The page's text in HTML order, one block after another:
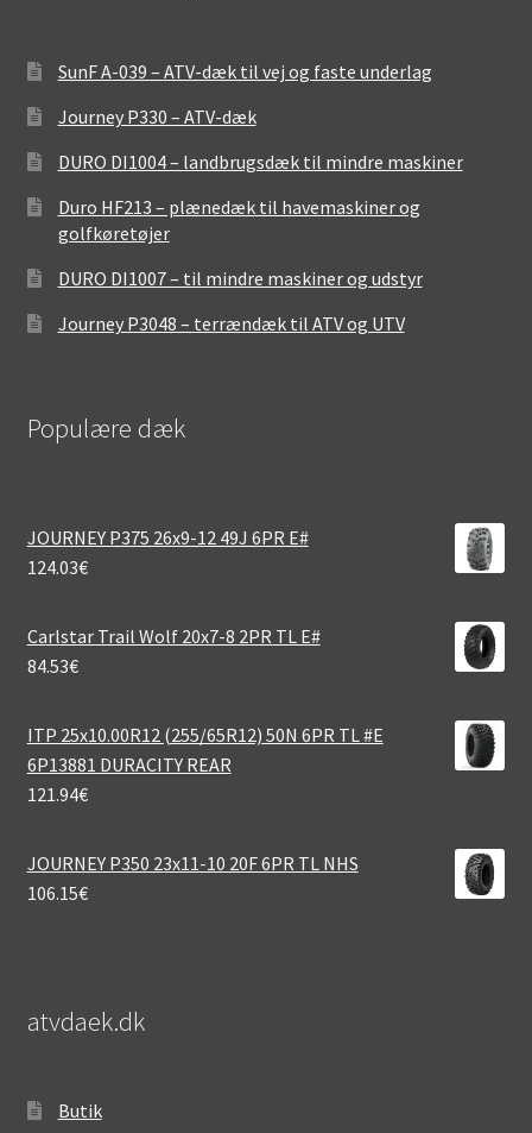
SunF A-039 – ATV-dæk til vej og faste underlag
Journey P330 – ATV-dæk
DURO DI1004 – landbrugsdæk til mindre maskiner
Duro HF213 – plænedæk til havemaskiner og
golfkøretøjer
DURO DI1007 – til mindre maskiner og udstyr
Journey P3048 – terrændæk til ATV og UTV
Populære dæk
JOURNEY P375 26x9-12 49J 6PR E#
124.03€
Carlstar Trail Wolf 20x7-8 2PR TL E#
84.53€
ITP 25x10.00R12 (255/65R12) 50N 6PR TL #E
6P13881 DURACITY REAR
121.94€
JOURNEY P350 23x11-10 20F 6PR TL NHS
106.15€
atvdaek.dk
Butik